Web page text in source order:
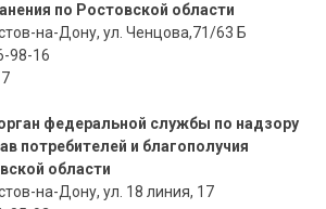
по Ростовской области
на-Дону, ул. Ченцова,71/63 Б
98-16
федеральной службы по надзору
потребителей и благополучия
области
на-Дону, ул. 18 линия, 17